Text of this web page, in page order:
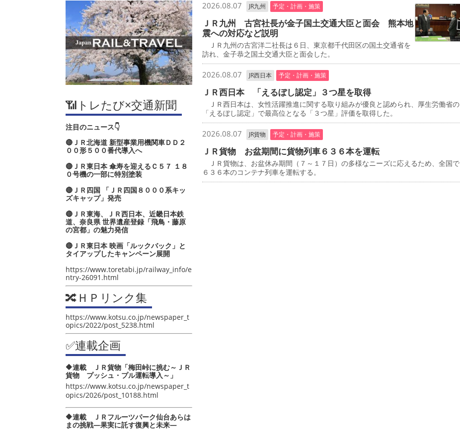
📶トレたび×交通新聞
注目のニュース👇
🔴ＪＲ北海道 新型事業用機関車ＤＤ２
００形５００番代導入へ
🔴ＪＲ東日本 傘寿を迎えるＣ５７ １８
０号機の一部に特別塗装
🔴ＪＲ四国 「ＪＲ四国８０００系キッ
ズキャップ」発売
🔴ＪＲ東海、ＪＲ西日本、近畿日本鉄
道、奈良県 世界遺産登録「飛鳥・藤原
の宮都」の魅力発信
🔴ＪＲ東日本 映画「ルックバック」と
タイアップしたキャンペーン展開
https://www.toretabi.jp/railway_info/e
ntry-26091.html
🔀ＨＰリンク集
https://www.kotsu.co.jp/newspaper_t
opics/2022/post_5238.html
✅連載企画
🔶連載 ＪＲ貨物「梅田峠に挑む～ＪＲ
貨物 プッシュ・プル運転導入～」
https://www.kotsu.co.jp/newspaper_t
opics/2026/post_10188.html
🔶連載 ＪＲフルーツパーク仙台あらは
まの挑戦―果実に託す復興と未来―
2026.08.07 JR九州 予定・計画・施策
ＪＲ九州 古宮社長が金子国土交通大臣と面会 熊本地
震への対応など説明
ＪＲ九州の古宮洋二社長は６日、東京都千代田区の国土交通省を
訪れ、金子恭之国土交通大臣と面会した。
2026.08.07 JR西日本 予定・計画・施策
ＪＲ西日本 「えるぼし認定」３つ星を取得
ＪＲ西日本は、女性活躍推進に関する取り組みが優良と認められ、厚生労働省の
「えるぼし認定」で最高位となる「３つ星」評価を取得した。
2026.08.07 JR貨物 予定・計画・施策
ＪＲ貨物 お盆期間に貨物列車６３６本を運転
ＪＲ貨物は、お盆休み期間（７～１７日）の多様なニーズに応えるため、全国で
６３６本のコンテナ列車を運転する。